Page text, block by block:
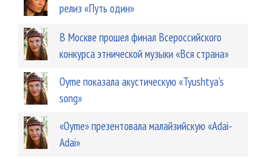
релиз «Путь один»
В Москве прошел финал Всероссийского
конкурса этнической музыки «Вся страна»
Oyme показала акустическую «Tyushtya’s
song»
«Oyme» презентовала малайзийскую «Adai-
Adai»